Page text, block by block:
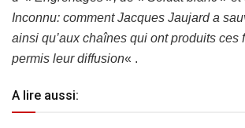
Inconnu: comment Jacques Jaujard a
ainsi qu’aux chaînes qui ont produits ces
permis leur diffusion« .
A lire aussi: